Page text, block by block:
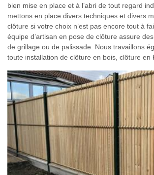
bien mise en place et à l’abri de tout regard
mettons en place divers techniques et divers
clôture si votre choix n’est pas encore tout à
équipe d’artisan en pose de clôture assure
de grillage ou de palissade. Nous travaillons
toute installation de clôture en bois, clôture en